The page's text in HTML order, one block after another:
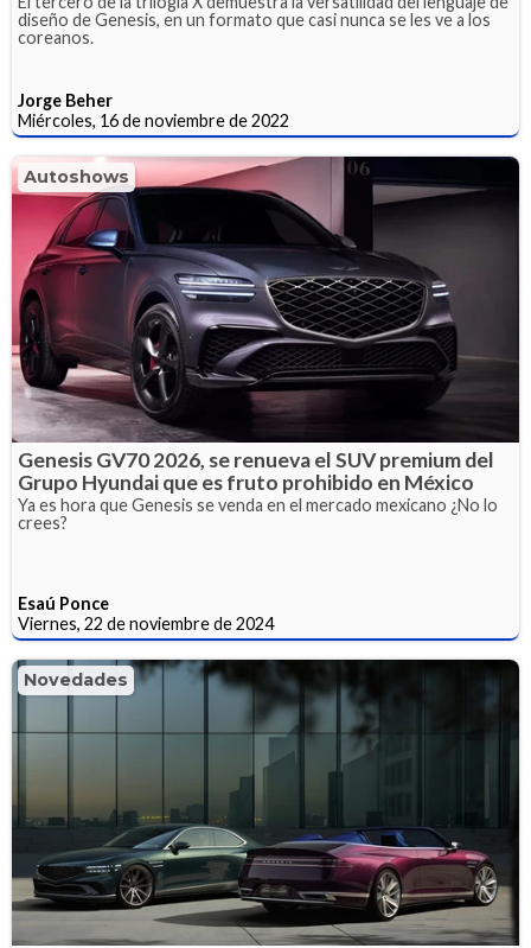
diseño de Genesis, en un formato que casi nunca se les ve a los
coreanos.
Jorge Beher
Miércoles, 16 de noviembre de 2022
Autoshows
Genesis GV70 2026, se renueva el SUV premium del
Grupo Hyundai que es fruto prohibido en México
Ya es hora que Genesis se venda en el mercado mexicano ¿No lo
crees?
Esaú Ponce
Viernes, 22 de noviembre de 2024
Novedades